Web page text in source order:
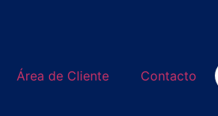
Área de Cliente Contacto